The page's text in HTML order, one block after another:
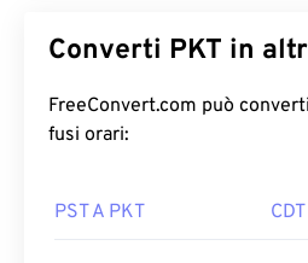
Converti PKT in
FreeConvert.com può
fusi orari:
PST A PKT